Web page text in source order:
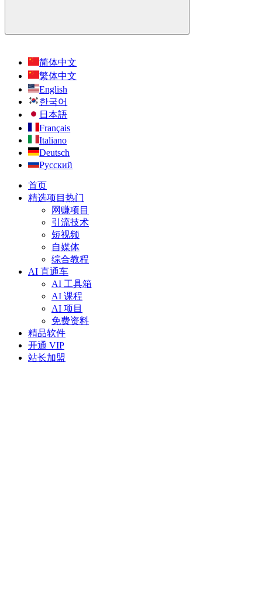
简体中文
繁体中文
English
한국어
日本語
Français
Italiano
Deutsch
Русский
首页
精选项目 热门
网赚项目
引流技术
短视频
自媒体
综合教程
AI 直通车
AI 工具箱
AI 课程
AI 项目
免费资料
精品软件
开通 VIP
站长加盟